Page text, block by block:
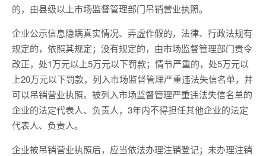
的，由县级以上市场监督管理部门吊销营业执照。
企业公示信息隐瞒真实情况、弄虚作假的，法律、行政法规有
规定的，依照其规定；没有规定的，由市场监督管理部门责令
改正，处1万元以上5万元以下罚款；情节严重的，处5万元以
上20万元以下罚款，列入市场监督管理严重违法失信名单，并
可以吊销营业执照。被列入市场监督管理严重违法失信名单的
企业的法定代表人、负责人，3年内不得担任其他企业的法定
代表人、负责人。
企业被吊销营业执照后，应当依法办理注销登记；未办理注销